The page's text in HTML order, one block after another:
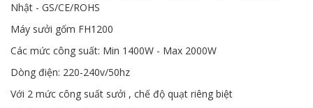
Nhật - GS/CE/ROHS
Máy sưởi gốm FH1200
Các mức công suất: Min 1400W - Max 2000W
Dòng điện: 220-240v/50hz
Với 2 mức công suất sưởi , chế độ quạt riêng biệt